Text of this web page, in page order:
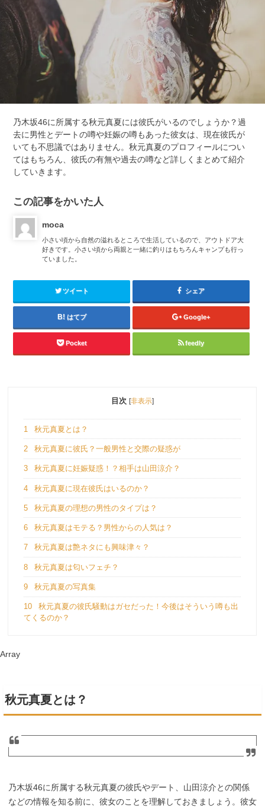
乃木坂46に所属する秋元真夏には彼氏がいるのでしょうか？過
去に男性とデートの噂や妊娠の噂もあった彼女は、現在彼氏が
いても不思議ではありません。秋元真夏のプロフィールについ
てはもちろん、彼氏の有無や過去の噂など詳しくまとめて紹介
していきます。
この記事をかいた人
moca
小さい頃から自然の溢れるところで生活しているので、アウトドア大
好きです。小さい頃から両親と一緒に釣りはもちろんキャンプも行っ
ていました。
ツイート シェア
はてブ Google+
Pocket feedly
目次 [非表示]
1 秋元真夏とは？
2 秋元真夏に彼氏？一般男性と交際の疑惑が
3 秋元真夏に妊娠疑惑！？相手は山田涼介？
4 秋元真夏に現在彼氏はいるのか？
5 秋元真夏の理想の男性のタイプは？
6 秋元真夏はモテる？男性からの人気は？
7 秋元真夏は艶ネタにも興味津々？
8 秋元真夏は匂いフェチ？
9 秋元真夏の写真集
10
秋元真夏の彼氏騒動はガセだった！今後はそういう噂も出
てくるのか？
Array
秋元真夏とは？
乃木坂46に所属する秋元真夏の彼氏やデート、山田涼介との関係
などの情報を知る前に、彼女のことを理解しておきましょう。彼女